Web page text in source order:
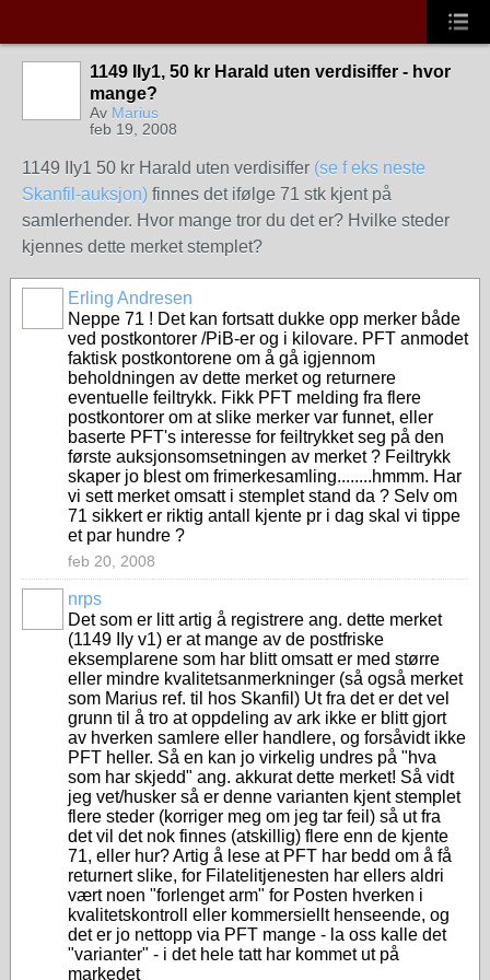
1149 IIy1, 50 kr Harald uten verdisiffer - hvor
mange?
Av Marius
feb 19, 2008
1149 IIy1 50 kr Harald uten verdisiffer (se f eks neste
Skanfil-auksjon) finnes det ifølge 71 stk kjent på
samlerhender. Hvor mange tror du det er? Hvilke steder
kjennes dette merket stemplet?
Erling Andresen
Neppe 71 ! Det kan fortsatt dukke opp merker både
ved postkontorer /PiB-er og i kilovare. PFT anmodet
faktisk postkontorene om å gå igjennom
beholdningen av dette merket og returnere
eventuelle feiltrykk. Fikk PFT melding fra flere
postkontorer om at slike merker var funnet, eller
baserte PFT's interesse for feiltrykket seg på den
første auksjonsomsetningen av merket ? Feiltrykk
skaper jo blest om frimerkesamling........hmmm. Har
vi sett merket omsatt i stemplet stand da ? Selv om
71 sikkert er riktig antall kjente pr i dag skal vi tippe
et par hundre ?
feb 20, 2008
nrps
Det som er litt artig å registrere ang. dette merket
(1149 IIy v1) er at mange av de postfriske
eksemplarene som har blitt omsatt er med større
eller mindre kvalitetsanmerkninger (så også merket
som Marius ref. til hos Skanfil) Ut fra det er det vel
grunn til å tro at oppdeling av ark ikke er blitt gjort
av hverken samlere eller handlere, og forsåvidt ikke
PFT heller. Så en kan jo virkelig undres på "hva
som har skjedd" ang. akkurat dette merket! Så vidt
jeg vet/husker så er denne varianten kjent stemplet
flere steder (korriger meg om jeg tar feil) så ut fra
det vil det nok finnes (atskillig) flere enn de kjente
71, eller hur? Artig å lese at PFT har bedd om å få
returnert slike, for Filatelitjenesten har ellers aldri
vært noen "forlenget arm" for Posten hverken i
kvalitetskontroll eller kommersiellt henseende, og
det er jo nettopp via PFT mange - la oss kalle det
"varianter" - i det hele tatt har kommet ut på
markedet